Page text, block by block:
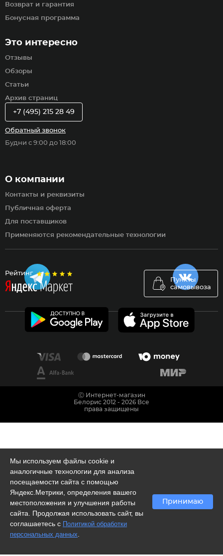
Рейтинг
Пункты
самовывоза
Возврат и гарантия
Бонусная программа
Это интересно
Отзывы
Обзоры
Статьи
Архив страниц
О компании
Контакты и реквизиты
Публичная оферта
Для поставщиков
Применяются рекомендательные технологии
+7 (495) 215 28 49
Обратный звонок
Будни с 9:00 до 18:00
Мы используем файлы cookie и
аналогичные технологии для анализа
посещаемости сайта с помощью
Яндекс.Метрики, определения вашего
местоположения и улучшения работы
сайта. Продолжая использовать сайт, вы
соглашаетесь с Политикой обработки
персональных данных
Принимаю
Ⓒ Интернет-магазин
Белорис 2012 - 2026 Все
права защищены